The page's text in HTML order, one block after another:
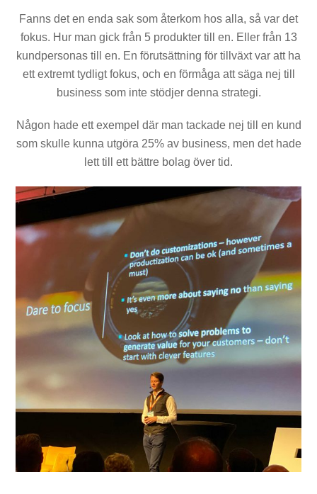
Fanns det en enda sak som återkom hos alla, så var det
fokus. Hur man gick från 5 produkter till en. Eller från 13
kundpersonas till en. En förutsättning för tillväxt var att ha
ett extremt tydligt fokus, och en förmåga att säga nej till
business som inte stödjer denna strategi.
Någon hade ett exempel där man tackade nej till en kund
som skulle kunna utgöra 25% av business, men det hade
lett till ett bättre bolag över tid.